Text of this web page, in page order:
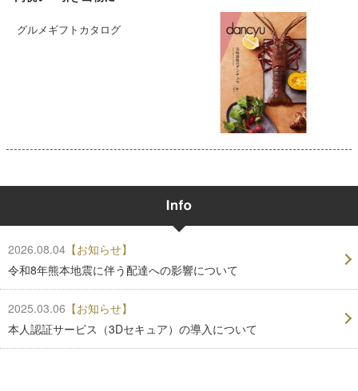
グルメギフトカタログ
2026.08.04 【お知らせ】
令和8年熊本地震に伴う配達への影響について
2025.03.06 【お知らせ】
本人認証サービス（3Dセキュア）の導入について